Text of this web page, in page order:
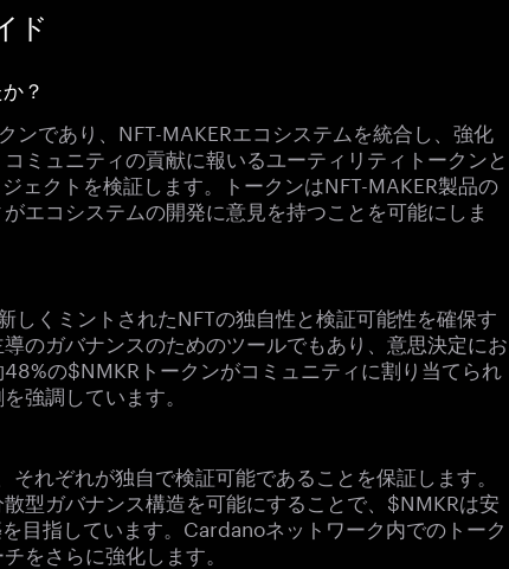
ド
？
であり、NFT-MAKERエコシステムを統合し、強化
ミュニティの貢献に報いるユーティリティトークンと
ェクトを検証します。トークンはNFT-MAKER製品の
エコシステムの開発に意見を持つことを可能にしま
しくミントされたNFTの独自性と検証可能性を確保す
のガバナンスのためのツールでもあり、意思決定にお
の$NMKRトークンがコミュニティに割り当てられ
強調しています。
れぞれが独自で検証可能であることを保証します。
型ガバナンス構造を可能にすることで、$NMKRは安
目指しています。Cardanoネットワーク内でのトーク
をさらに強化します。